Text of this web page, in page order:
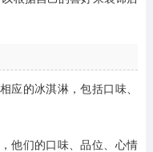
应的冰淇淋，包括口味、
他们的口味、品位、心情